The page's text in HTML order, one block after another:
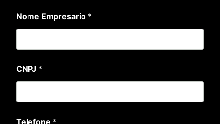
Nome Empresario *
a
T
l
f
CNPJ *
Telefone *